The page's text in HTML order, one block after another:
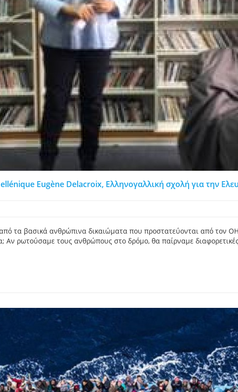
Eugène Delacroix, Ελληνογαλλική σχολή για την
τα βασικά ανθρώπινα δικαιώματα που προστατεύονται από τον
Αν ρωτούσαμε τους ανθρώπους στο δρόµο, θα παίρναμε